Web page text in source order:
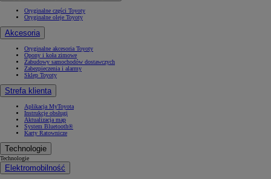
Oryginalne części Toyoty
Oryginalne oleje Toyoty
Akcesoria
Oryginalne akcesoria Toyoty
Opony i koła zimowe
Zabudowy samochodów dostawczych
Zabezpieczenia i alarmy
Sklep Toyoty
Strefa klienta
Aplikacja MyToyota
Instrukcje obsługi
Aktualizacja map
System Bluetooth®
Karty Ratownicze
Technologie
Technologie
Elektromobilność